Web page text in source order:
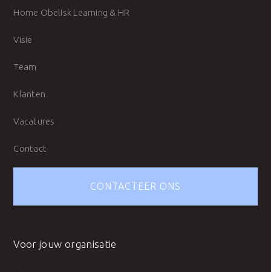
Home Obelisk Learning & HR
Visie
Team
Klanten
Vacatures
Contact
CONTACTEER ONS
Voor jouw organisatie